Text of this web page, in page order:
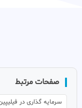
صفحات مرتبط
سرمایه گذاری در